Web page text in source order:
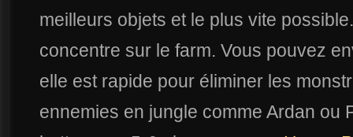
meilleurs objets et le plus vite
concentre sur le farm. Vous pouvez
elle est rapide pour éliminer les
ennemies en jungle comme Ardan ou